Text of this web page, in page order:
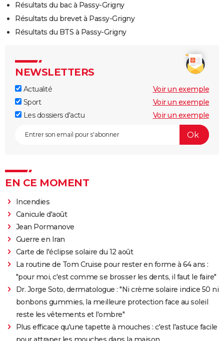
Résultats du bac à Passy-Grigny
Résultats du brevet à Passy-Grigny
Résultats du BTS à Passy-Grigny
NEWSLETTERS
Actualité
Voir un exemple
Sport
Voir un exemple
Les dossiers d'actu
Voir un exemple
EN CE MOMENT
Incendies
Canicule d'août
Jean Pormanove
Guerre en Iran
Carte de l'éclipse solaire du 12 août
La routine de Tom Cruise pour rester en forme à 64 ans :
"pour moi, c'est comme se brosser les dents, il faut le faire"
Dr. Jorge Soto, dermatologue : "Ni crème solaire indice 50 ni
bonbons gummies, la meilleure protection face au soleil
reste les vêtements et l'ombre"
Plus efficace qu'une tapette à mouches : c'est l'astuce facile